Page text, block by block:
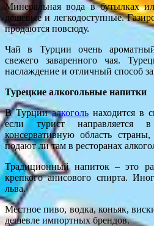
Минеральная вода в бутылках
дешевые и легкодоступные.
продаются повсюду.
Чай в Турции очень
свежего заваренного чая.
наслаждение и отличный способ
Турецкие алкогольные напитки
В Турцииалкоголь находится в
если турист направляется
консервативную область
подают ли там в ресторанах
Традиционный напиток – это
крепкого анисового спирта.
льва.
Местное пиво, водка, коньяк,
дешевле импортных брендов.